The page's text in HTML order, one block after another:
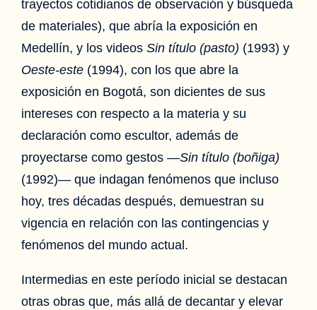
trayectos cotidianos de observación y búsqueda
de materiales), que abría la exposición en
Medellín, y los videosSin título (pasto) (1993) y
Oeste-este (1994), con los que abre la
exposición en Bogotá, son dicientes de sus
intereses con respecto a la materia y su
declaración como escultor, además de
proyectarse como gestos —Sin título (boñiga)
(1992)— que indagan fenómenos que incluso
hoy, tres décadas después, demuestran su
vigencia en relación con las contingencias y
fenómenos del mundo actual.
Intermedias en este período inicial se destacan
otras obras que, más allá de decantar y elevar